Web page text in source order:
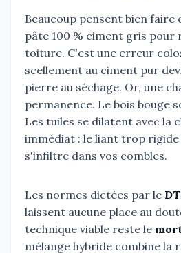
Beaucoup pensent bien
pâte 100 % ciment gris pour
toiture. C'est une erreur
scellement au ciment pur
pierre au séchage. Or, une
permanence. Le bois bouge
Les tuiles se dilatent avec la
immédiat : le liant trop rigide
s'infiltre dans vos combles.
Les normes dictées par le
laissent aucune place au
technique viable reste le
mélange hybride combine la